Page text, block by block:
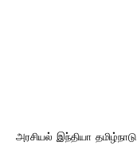
அரசியல் இந்தியா தமிழ்நாடு